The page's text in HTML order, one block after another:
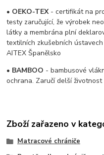
• OEKO-TEX- certifikát na
testy zaručující, že výrobek
látky a membrána plní
textilních zkušebních
AITEX Španělsko
• BAMBOO - bambusové
ochrana. Zaručí delší
Zboží zařazeno v
Matracové chrániče